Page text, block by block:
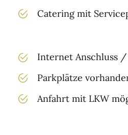
Catering mit
Internet Anschluss /
Parkplätze
Anfahrt mit LKW